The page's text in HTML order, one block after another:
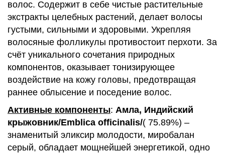
волос. Содержит в себе чистые растительные
экстракты целебных растений, делает волосы
густыми, сильными и здоровыми. Укрепляя
волосяные фолликулы противостоит перхоти. За
счёт уникального сочетания природных
компонентов, оказывает тонизирующее
воздействие на кожу головы, предотвращая
раннее облысение и поседение волос.
Активные компоненты: Амла, Индийский
крыжовник/Emblica officinalis/( 75.89%) –
знаменитый эликсир молодости, миробалан
серый, обладает мощнейшей энергетикой, одно